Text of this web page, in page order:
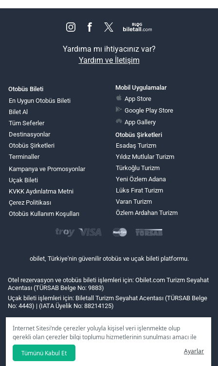
İnternet Sitesi’nde çerezler yoluyla kişisel veri işlenmekte olup
gerekli olan çerezler bilgi toplumu hizmetlerinin sunulması amacı ile
kullanılmaktadır. Tercihleriniz doğrultusunda size özel
kişiselleştirilmiş çerezleri ve özel kampanyaları
seçeneğine
tıklamanız halinde kullanımınıza sunamayacağız.
Tümünü Kabul Et Ayarlar
Yardıma mı ihtiyacınız var?
Yardım ve İletişim
Otobüs Bileti
En Uygun Otobüs Bileti
Bilet Al
Tüm Seferler
Destinasyonlar
Otobüs Şirketleri
Terminaller
Kampanya ve Promosyonlar
Uçak Bileti
KVKK Aydınlatma Metni
Çerez Politikası
Otobüs Kullanım Koşulları
Mobil Uygulamalar
App Store
Google Play Store
App Gallery
Otobüs Şirketleri
Esadaş Turizm
Yıldız Mutlular Turizm
Türkoğlu Turizm
Yeni Özlem Adana
Lüks Fırat Turizm
Varan Turizm
Özlem Ardahan Turizm
obilet, Türkiye'nin güvenilir otobüs ve uçak bileti platformu.
Otel rezervasyon ve otobüs bileti işlemleri için: Obilet.com Turizm Seyahat
Acentası (TÜRSAB Belge No: 9883)
Uçak bileti işlemleri için: Biletall Turizm Seyahat Acentası (TÜRSAB Belge
No: 4443) | (IATA Üyelik No: 88214125)